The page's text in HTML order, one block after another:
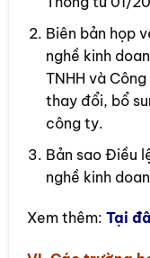
Biên bản họp
nghề kinh
TNHH và
thay đổi, bổ
công ty.
Bản sao Điều
nghề kinh
Xem thêm: Tại